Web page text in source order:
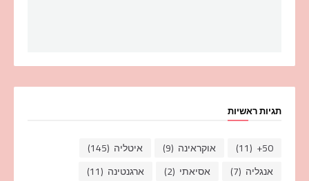
תגיות ראשיות
50+
(11) אוקראינה (9) איטליה (145)
אנגליה (7) אסיאתי (2) ארגנטינה (11)